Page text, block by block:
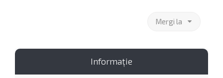
Mergi la
Informaţie